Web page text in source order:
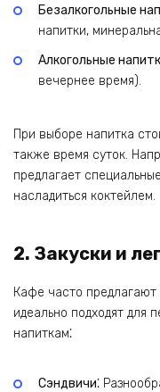
Безалкогольные
напитки,
Алкогольные
вечернее время).
При выборе напитка
также время суток.
предлагает
насладиться коктейлем.
2. Закуски и
Кафе часто предлагают
идеально подходят для
напиткам⁚
Сэндвичи⁚